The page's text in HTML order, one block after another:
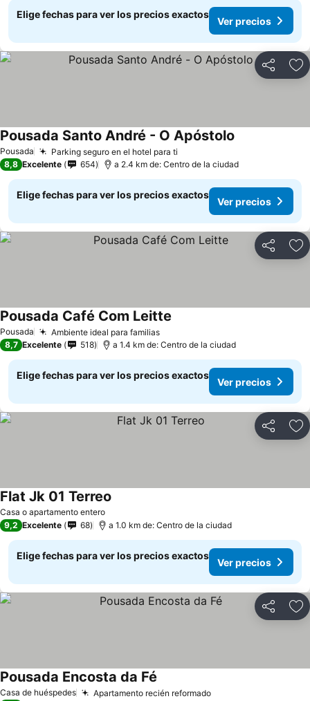
Elige fechas para ver los precios exactos
Ver precios
Compartir
Pousada Parking seguro en el hotel para ti
Pousada Santo André - O Apóstolo
8,8 Excelente 654 a 2.4 km de: Centro de la ciudad
Elige fechas para ver los precios exactos
Ver precios
Compartir
Pousada Ambiente ideal para familias
Pousada Café Com Leitte
8,7 Excelente 518 a 1.4 km de: Centro de la ciudad
Elige fechas para ver los precios exactos
Ver precios
Compartir
Casa o apartamento entero
Flat Jk 01 Terreo
9,2 Excelente 68 a 1.0 km de: Centro de la ciudad
Elige fechas para ver los precios exactos
Ver precios
Compartir
Casa de huéspedes Apartamento recién reformado
Pousada Encosta da Fé